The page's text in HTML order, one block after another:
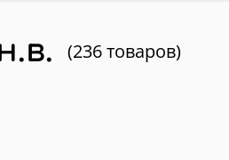
(236 товаров)